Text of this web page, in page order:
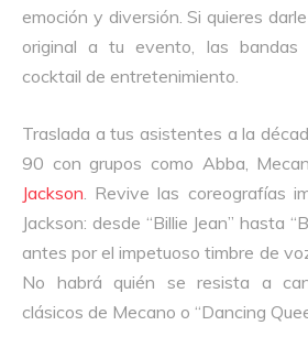
emoción y diversión. Si quieres
original a tu evento, las bandas
cocktail de entretenimiento.
Traslada a tus asistentes a la
90 con grupos como Abba,
Jackson. Revive las coreografías
Jackson: desde “Billie Jean” hasta
antes por el impetuoso timbre de
No habrá quién se resista a
clásicos de Mecano o “Dancing